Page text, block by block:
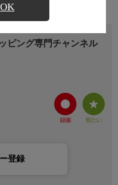
OK
ピング専門チャンネル
登録